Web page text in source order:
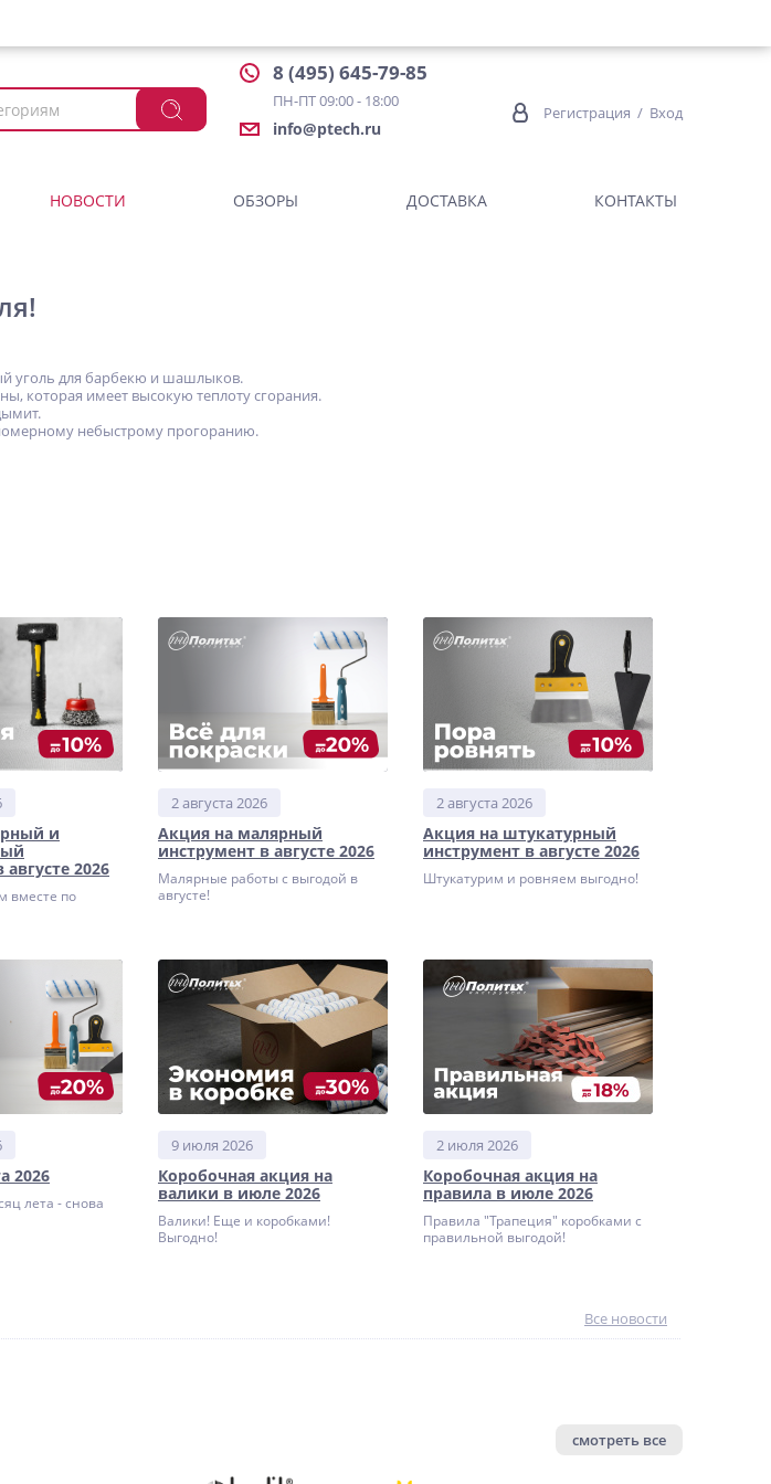
8 (495) 645-79-85
ПН-ПТ 09:00 - 18:00
info@ptech.ru
Регистрация / Вход
НОВОСТИ ОБЗОРЫ ДОСТАВКА КОНТАКТЫ
уголь для барбекю и шашлыков.
которая имеет высокую теплоту сгорания.
небыстрому прогоранию.
и
2026
вместе по
2 августа 2026
Акция на малярный
инструмент в августе 2026
Малярные работы с выгодой в
августе!
2 августа 2026
Акция на штукатурный
инструмент в августе 2026
Штукатурим и ровняем выгодно!
2026
лета - снова
9 июля 2026
Коробочная акция на
валики в июле 2026
Валики! Еще и коробками!
Выгодно!
2 июля 2026
Коробочная акция на
правила в июле 2026
Правила "Трапеция" коробками с
правильной выгодой!
Все новости
смотреть все